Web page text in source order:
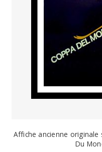
Affiche ancienne
Du